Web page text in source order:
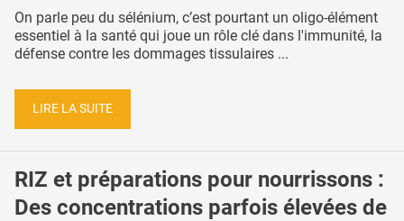
On parle peu du sélénium, c’est pourtant un oligo-élément
essentiel à la santé qui joue un rôle clé dans l'immunité, la
défense contre les dommages tissulaires ...
LIRE LA SUITE
RIZ et préparations pour nourrissons :
Des concentrations parfois élevées de